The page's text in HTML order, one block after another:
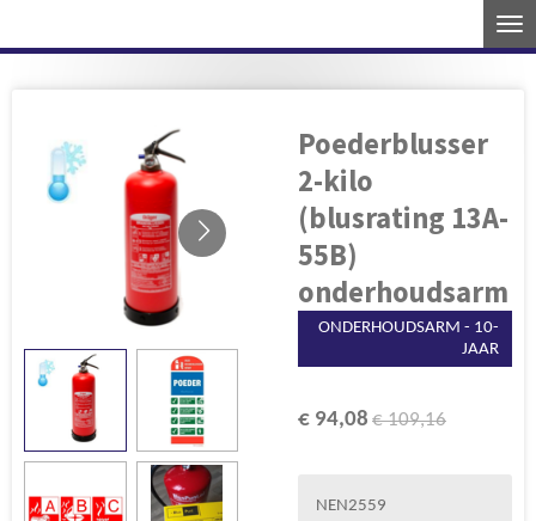
direct
hoofdinhoud
Poederblusser
2-kilo
(blusrating 13A-
55B)
onderhoudsarm
ONDERHOUDSARM - 10-
JAAR
€ 94,08 € 109,16
NEN2559